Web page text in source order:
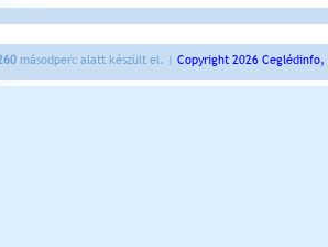
másodperc alatt készült el. | Copyright 2026